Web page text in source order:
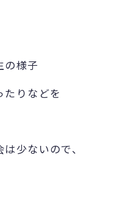
の様子
たりなどを
少ないので、